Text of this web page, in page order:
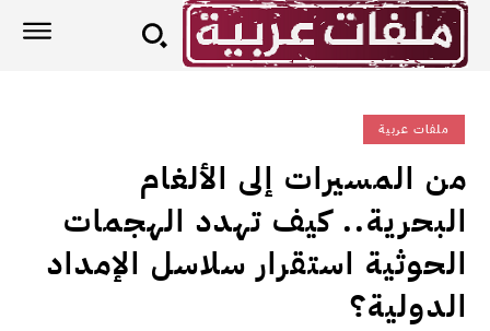
ملفات عربية
من المسيرات إلى الألغام
البحرية.. كيف تهدد الهجمات
الحوثية استقرار سلاسل الإمداد
الدولية؟